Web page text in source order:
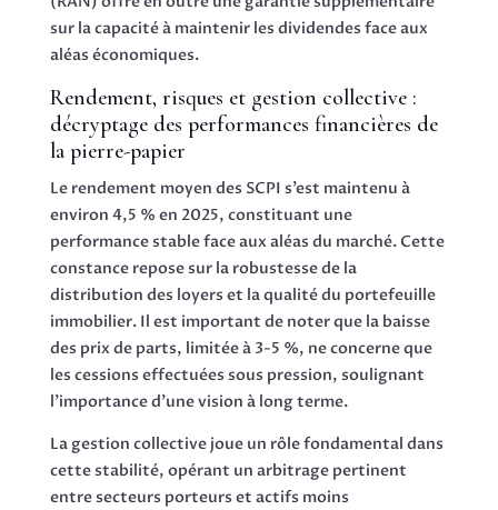
sur la capacité à maintenir les dividendes face aux
aléas économiques.
Rendement, risques et gestion collective :
décryptage des performances financières de
la pierre-papier
Le rendement moyen des SCPI s’est maintenu à
environ 4,5 % en 2025, constituant une
performance stable face aux aléas du marché. Cette
constance repose sur la robustesse de la
distribution des loyers et la qualité du portefeuille
immobilier. Il est important de noter que la baisse
des prix de parts, limitée à 3-5 %, ne concerne que
les cessions effectuées sous pression, soulignant
l’importance d’une vision à long terme.
La gestion collective joue un rôle fondamental dans
cette stabilité, opérant un arbitrage pertinent
entre secteurs porteurs et actifs moins